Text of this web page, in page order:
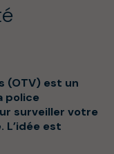
(OTV) est un
police
surveiller votre
est